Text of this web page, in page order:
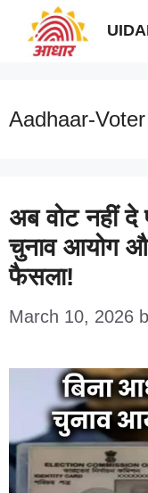
Aadhaar-
अब वोट नहीं दे
चुनाव आयोग
फैसला!
March 10, 2026